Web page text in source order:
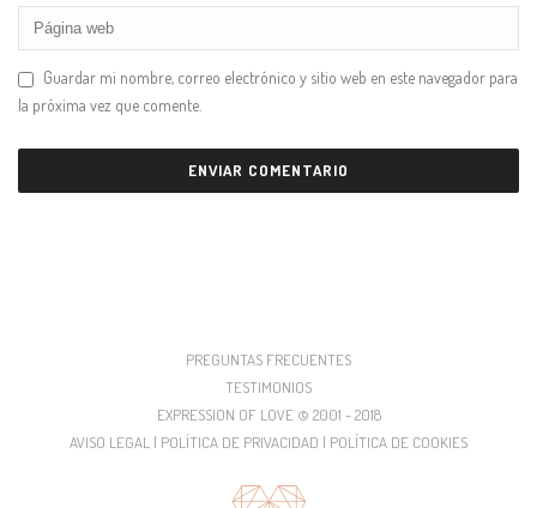
Guardar mi nombre, correo electrónico y sitio web en este navegador para
la próxima vez que comente.
PREGUNTAS FRECUENTES
TESTIMONIOS
EXPRESSION OF LOVE © 2001 - 2018
AVISO LEGAL | POLÍTICA DE PRIVACIDAD | POLÍTICA DE COOKIES